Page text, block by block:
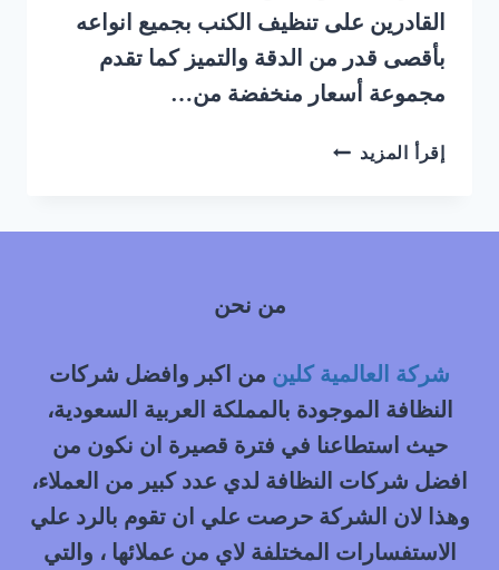
القادرين على تنظيف الكنب بجميع انواعه
بأقصى قدر من الدقة والتميز كما تقدم
مجموعة أسعار منخفضة من…
إقرأ المزيد شركة
بالبخار
من نحن
شركة العالمية كلين من اكبر وافضل شركات
النظافة الموجودة بالمملكة العربية السعودية،
حيث استطاعنا في فترة قصيرة ان نكون من
افضل شركات النظافة لدي عدد كبير من العملاء،
وهذا لان الشركة حرصت علي ان تقوم بالرد علي
الاستفسارات المختلفة لاي من عملائها ، والتي